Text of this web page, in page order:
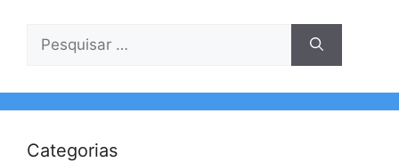
Pesquisar
Categorias